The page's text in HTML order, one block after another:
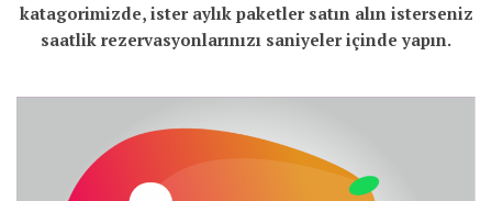
katagorimizde, ister aylık paketler satın alın isterseniz
saatlik rezervasyonlarınızı saniyeler içinde yapın.